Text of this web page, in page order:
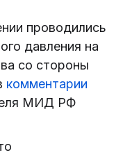
проводились
давления на
со стороны
комментарии
МИД РФ